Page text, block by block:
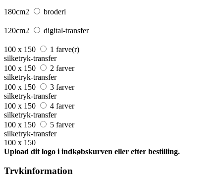
180cm2 broderi
120cm2 digital-transfer
100 x 150
1 farve(r)
silketryk-transfer
100 x 150
2 farver
silketryk-transfer
100 x 150
3 farver
silketryk-transfer
100 x 150
4 farver
silketryk-transfer
100 x 150
5 farver
silketryk-transfer
100 x 150
Upload dit logo i indkøbskurven eller efter bestilling.
Trykinformation